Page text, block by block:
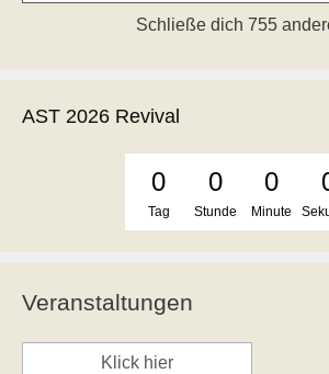
Schließe dich 755
AST 2026 Revival
0
Tag
0
Stunde
0
Minute
Veranstaltungen
Klick hier